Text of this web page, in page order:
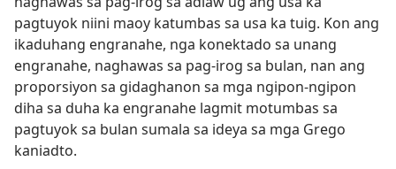
pagtuyok niini maoy katumbas sa usa ka tuig. Kon ang
ikaduhang engranahe, nga konektado sa unang
engranahe, naghawas sa pag-irog sa bulan, nan ang
proporsiyon sa gidaghanon sa mga ngipon-ngipon
diha sa duha ka engranahe lagmit motumbas sa
pagtuyok sa bulan sumala sa ideya sa mga Grego
kaniadto.